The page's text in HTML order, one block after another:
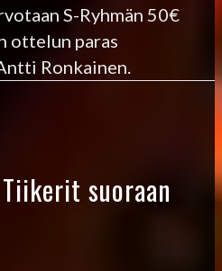
S-Ryhmän 50€
ottelun paras
Ronkainen.
suoraan